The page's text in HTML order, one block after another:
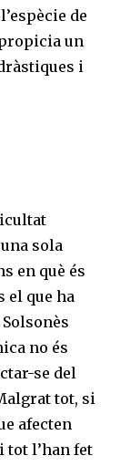
de
un
i
sola
en què és
el que ha
no és
se del
tot, si
afecten
tot l’han fet